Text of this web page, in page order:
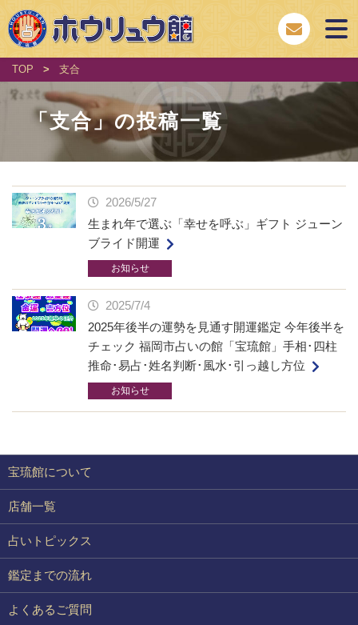
TOP > 支合
「支合」の投稿一覧
2026/5/27
生まれ年で選ぶ「幸せを呼ぶ」ギフト ジューン
ブライド開運
お知らせ
2025/7/4
2025年後半の運勢を見通す開運鑑定 今年後半を
チェック 福岡市占いの館「宝琉館」手相･四柱
推命･易占･姓名判断･風水･引っ越し方位
お知らせ
宝琉館について
店舗一覧
占いトピックス
鑑定までの流れ
よくあるご質問